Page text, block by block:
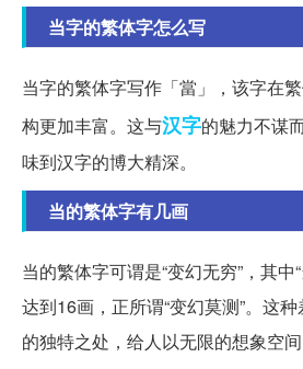
当字的繁体字怎么写
当字的繁体字写作「當」，该字在
构更加丰富。这与汉字的魅力不谋
味到汉字的博大精深。
当的繁体字有几画
当的繁体字可谓是“变幻无穷”，其中
达到16画，正所谓“变幻莫测”。这
的独特之处，给人以无限的想象空间